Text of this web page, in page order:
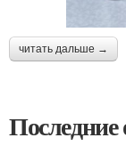
читать дальше →
Последние